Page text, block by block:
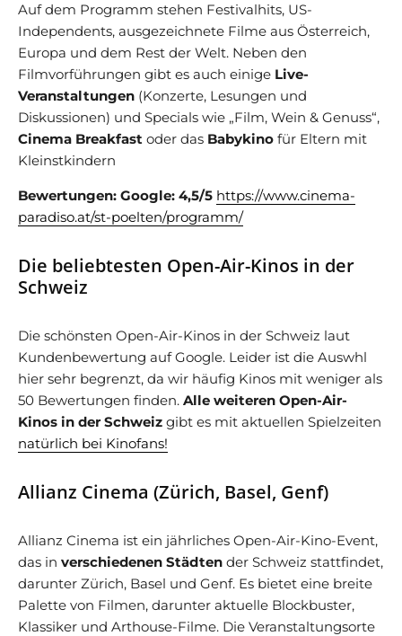
Auf dem Programm stehen Festivalhits, US-
Independents, ausgezeichnete Filme aus Österreich,
Europa und dem Rest der Welt. Neben den
Filmvorführungen gibt es auch einige Live-
Veranstaltungen (Konzerte, Lesungen und
Diskussionen) und Specials wie „Film, Wein & Genuss“,
Cinema Breakfast oder das Babykino für Eltern mit
Kleinstkindern
Bewertungen: Google: 4,5/5 https://www.cinema-
paradiso.at/st-poelten/programm/
Die beliebtesten Open-Air-Kinos in der
Schweiz
Die schönsten Open-Air-Kinos in der Schweiz laut
Kundenbewertung auf Google. Leider ist die Auswhl
hier sehr begrenzt, da wir häufig Kinos mit weniger als
50 Bewertungen finden. Alle weiteren Open-Air-
Kinos in der Schweiz gibt es mit aktuellen Spielzeiten
natürlich bei Kinofans!
Allianz Cinema (Zürich, Basel, Genf)
Allianz Cinema ist ein jährliches Open-Air-Kino-Event,
das in verschiedenen Städten der Schweiz stattfindet,
darunter Zürich, Basel und Genf. Es bietet eine breite
Palette von Filmen, darunter aktuelle Blockbuster,
Klassiker und Arthouse-Filme. Die Veranstaltungsorte